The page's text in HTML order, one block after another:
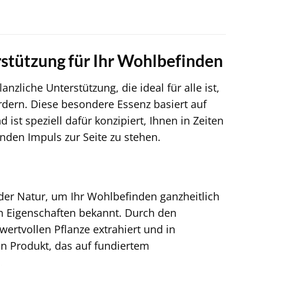
für Ihr Wohlbefinden
Unterstützung, die ideal für alle ist,
Diese besondere Essenz basiert auf
ist speziell dafür konzipiert, Ihnen in Zeiten
Impuls zur Seite zu stehen.
Natur, um Ihr Wohlbefinden ganzheitlich
bekannt. Durch den
Pflanze extrahiert und in
Produkt, das auf fundiertem